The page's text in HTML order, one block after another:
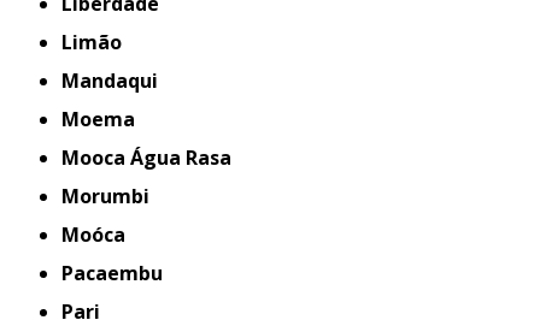
Limão
Mandaqui
Moema
Mooca Água Rasa
Morumbi
Moóca
Pacaembu
Pari